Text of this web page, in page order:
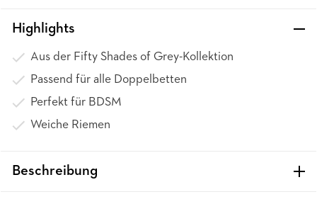
Highlights
Aus der Fifty Shades of Grey-Kollektion
Passend für alle Doppelbetten
Perfekt für BDSM
Weiche Riemen
Beschreibung